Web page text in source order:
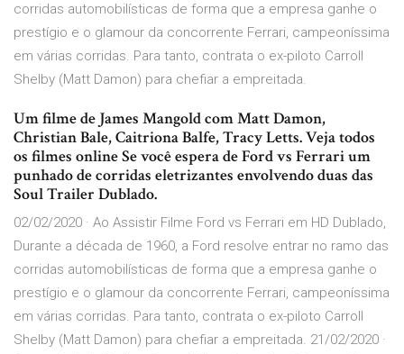
corridas automobilísticas de forma que a empresa ganhe o
prestígio e o glamour da concorrente Ferrari, campeoníssima
em várias corridas. Para tanto, contrata o ex-piloto Carroll
Shelby (Matt Damon) para chefiar a empreitada.
Um filme de James Mangold com Matt Damon,
Christian Bale, Caitriona Balfe, Tracy Letts. Veja todos
os filmes online Se você espera de Ford vs Ferrari um
punhado de corridas eletrizantes envolvendo duas das
Soul Trailer Dublado.
02/02/2020 · Ao Assistir Filme Ford vs Ferrari em HD Dublado,
Durante a década de 1960, a Ford resolve entrar no ramo das
corridas automobilísticas de forma que a empresa ganhe o
prestígio e o glamour da concorrente Ferrari, campeoníssima
em várias corridas. Para tanto, contrata o ex-piloto Carroll
Shelby (Matt Damon) para chefiar a empreitada. 21/02/2020 ·